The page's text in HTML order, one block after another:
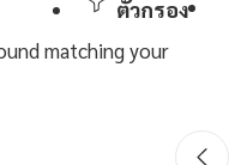
ตัวกรอง
matching your